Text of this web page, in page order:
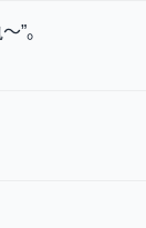
”。